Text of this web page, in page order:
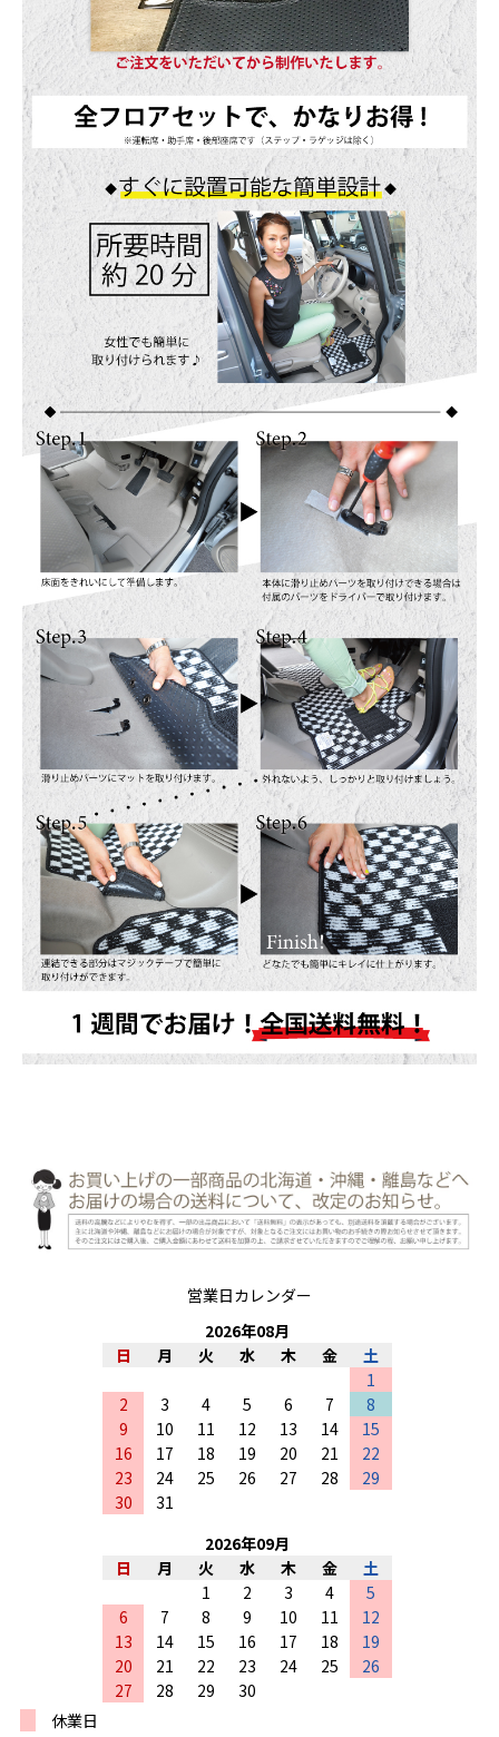
営業日カレンダー
2026年08月
日
月 火 水 木 金
土
1
2
3 4 5 6 7
8
9
10 11 12 13 14
15
16
17 18 19 20 21
22
23
24 25 26 27 28
29
30
31
2026年09月
日
月 火 水 木 金
土
1
2 3 4
5
6
7 8 9 10 11
12
13
14 15 16 17 18
19
20
21 22 23 24 25
26
27
28 29
30
休業日